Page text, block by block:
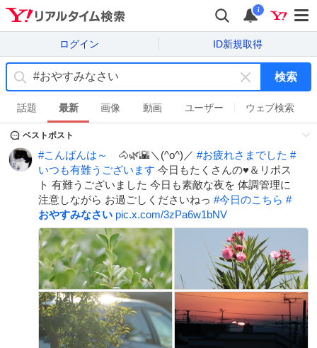
i
ログイン ID新規取得
キ
ー
ワ
ド
を
消
す
検索
話題 最新 画像 動画 ユーザー ウェブ検索
ベストポスト
#こんばんは～ 🐴🌿🌇＼(^o^)／ #お疲れさまでした #
いつも有難うございます 今日もたくさんの♥＆リポス
ト 有難うございました 今日も素敵な夜を 体調管理に
注意しながら お過ごしくださいねっ #今日のこちら #
おやすみなさい pic.x.com/3zPa6w1bNV